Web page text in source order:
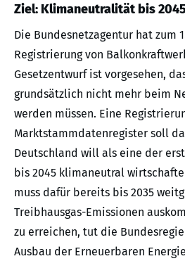
Ziel: Klimaneutralität bis
Die Bundesnetzagentur hat zum
Registrierung von
Gesetzentwurf ist vorgesehen,
grundsätzlich nicht mehr beim
werden müssen. Eine
Marktstammdatenregister soll
Deutschland will als eine der
bis 2045 klimaneutral
muss dafür bereits bis 2035
Treibhausgas-Emissionen
zu erreichen, tut die
Ausbau der Erneuerbaren